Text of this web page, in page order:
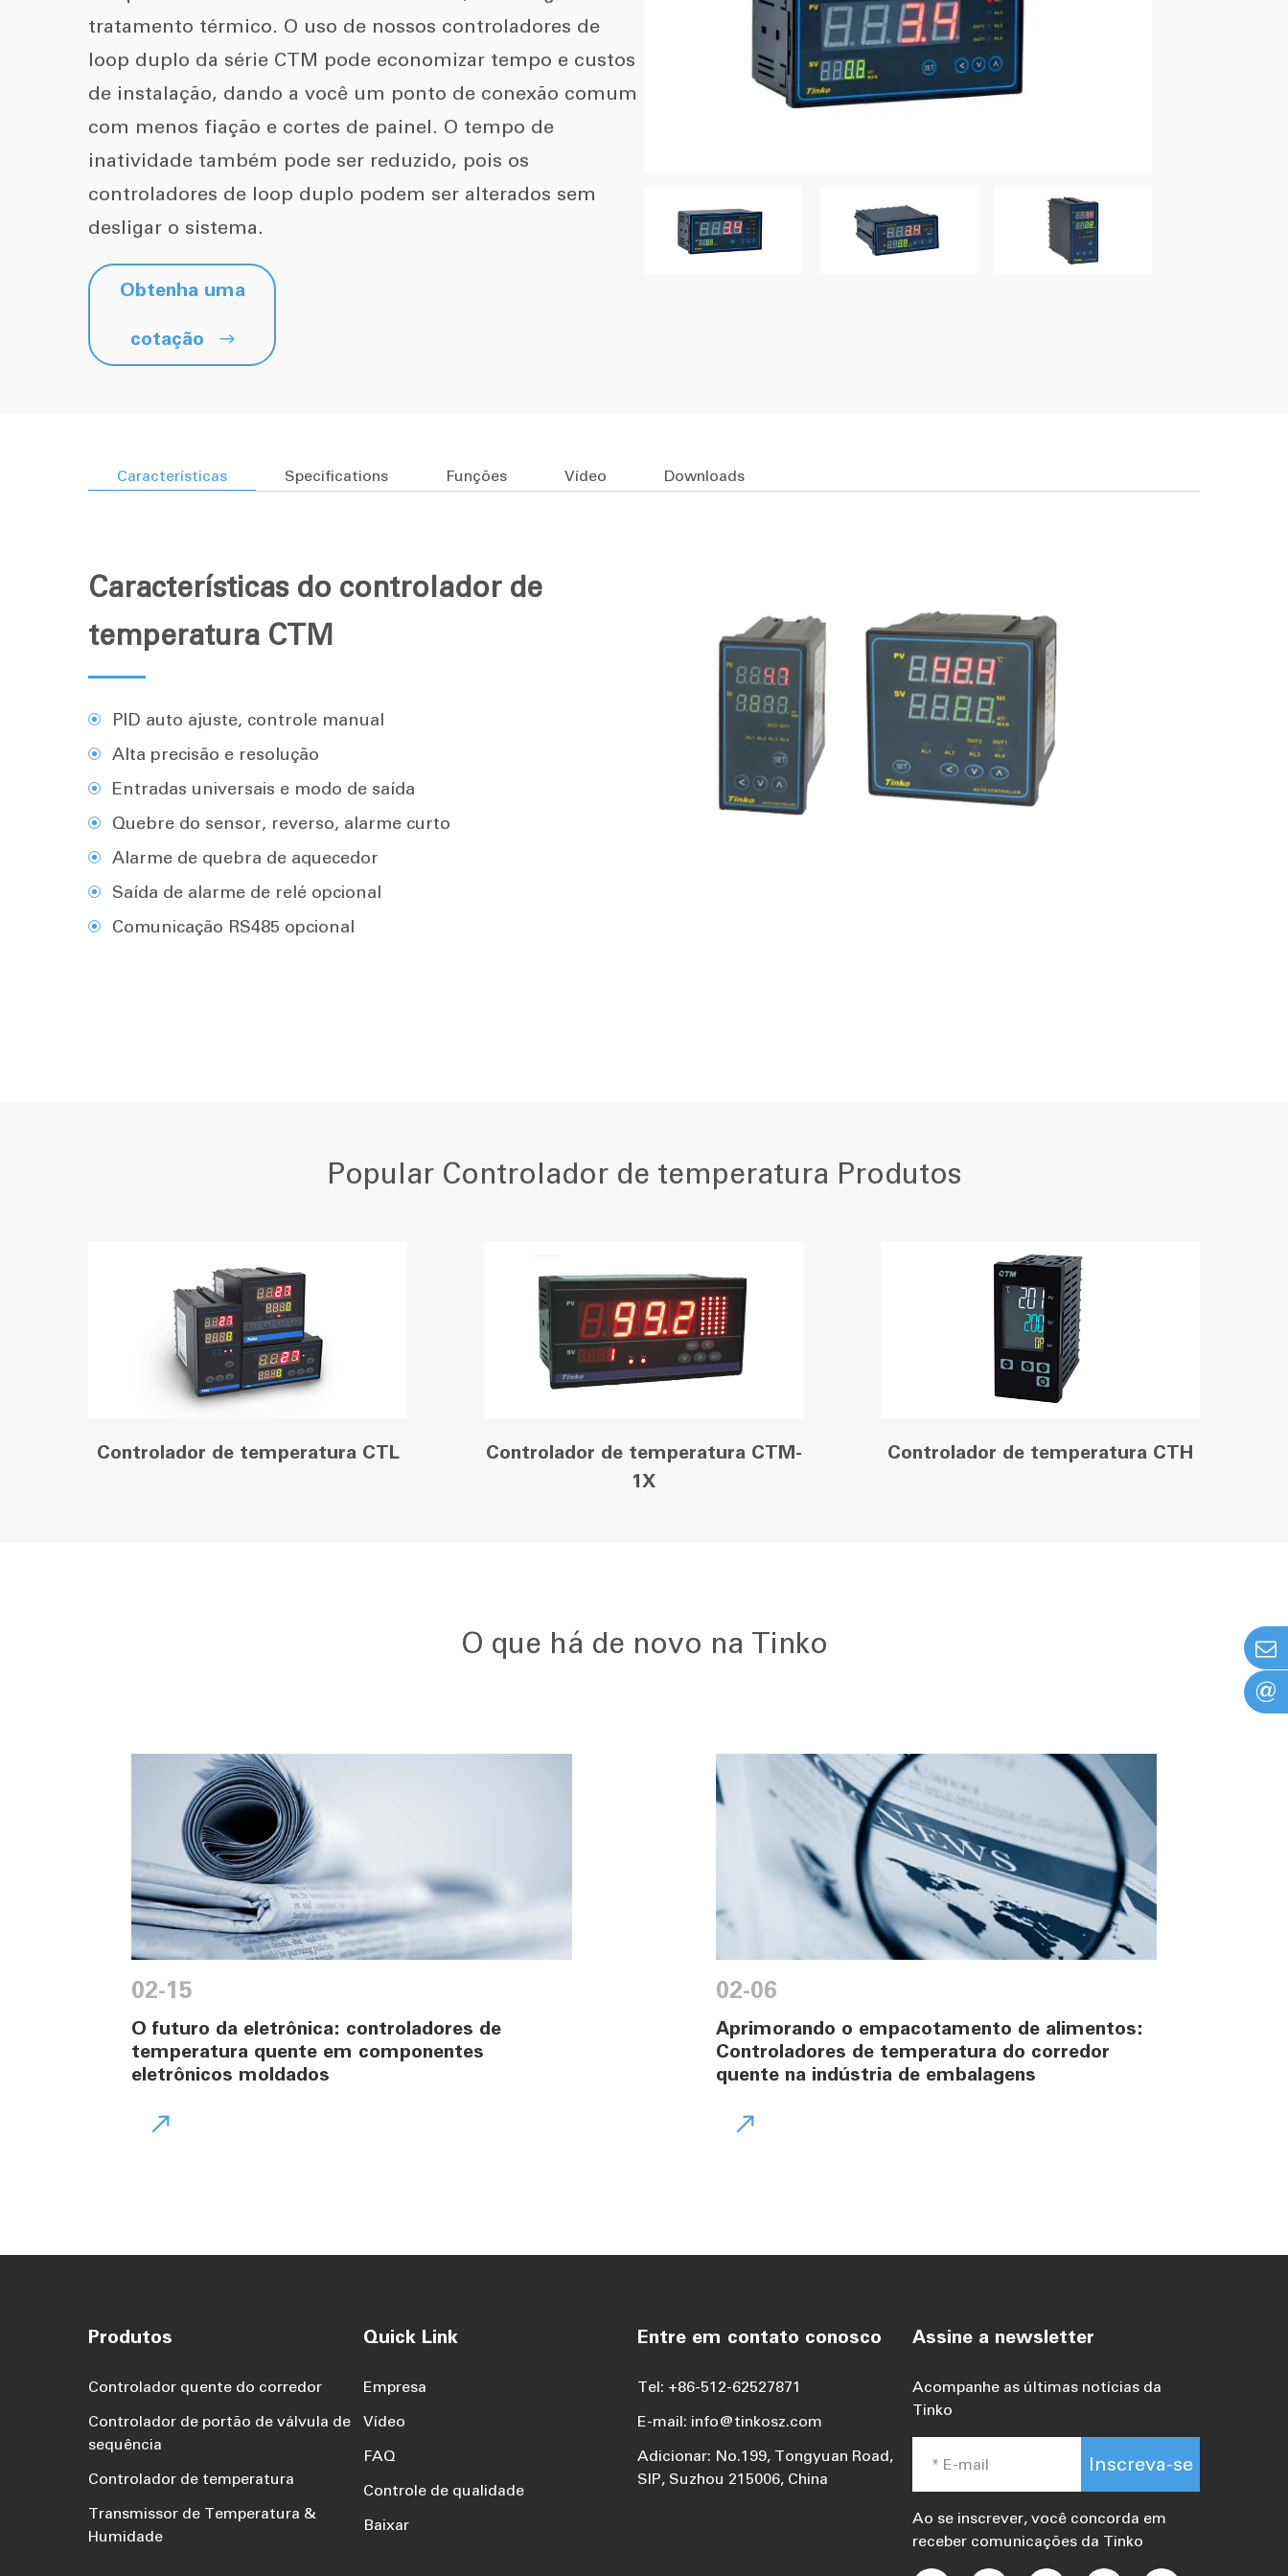
tratamento térmico. O uso de nossos controladores de
loop duplo da série CTM pode economizar tempo e custos
de instalação, dando a você um ponto de conexão comum
com menos fiação e cortes de painel. O tempo de
inatividade também pode ser reduzido, pois os
controladores de loop duplo podem ser alterados sem
desligar o sistema.
Obtenha uma
cotação 
Características Specifications Funções Vídeo Downloads
Características do controlador de
temperatura CTM
PID auto ajuste, controle manual
Alta precisão e resolução
Entradas universais e modo de saída
Quebre do sensor, reverso, alarme curto
Alarme de quebra de aquecedor
Saída de alarme de relé opcional
Comunicação RS485 opcional
Popular Controlador de temperatura Produtos
Controlador de temperatura CTL
Controlador de temperatura CTM-
1X
Controlador de temperatura CTH
O que há de novo na Tinko
02-15
O futuro da eletrônica: controladores de
temperatura quente em componentes
eletrônicos moldados

02-06
Aprimorando o empacotamento de alimentos:
Controladores de temperatura do corredor
quente na indústria de embalagens

Produtos
Controlador quente do corredor
Controlador de portão de válvula de
sequência
Controlador de temperatura
Transmissor de Temperatura &
Humidade
Quick Link
Empresa
Vídeo
FAQ
Controle de qualidade
Baixar
Entre em contato conosco
Tel: +86-512-62527871
E-mail: info@tinkosz.com
Adicionar: No.199, Tongyuan Road,
SIP, Suzhou 215006, China
Assine a newsletter
Acompanhe as últimas notícias da
Tinko
Inscreva-se
Ao se inscrever, você concorda em
receber comunicações da Tinko
@